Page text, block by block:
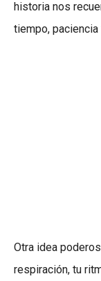
historia nos
tiempo, paciencia
Otra idea
respiración, tu